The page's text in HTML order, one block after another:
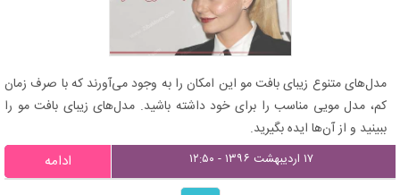
مدل‌های متنوع زیبای بافت مو این امکان را به وجود می‌آورند که با صرف زمان
کم، مدل مویی مناسب را برای خود داشته باشید. مدل‌های زیبای بافت مو را
ببینید و از آن‌ها ایده بگیرید.
۱۷ اردیبهشت ۱۳۹۶ - ۱۲:۵۰ ادامه